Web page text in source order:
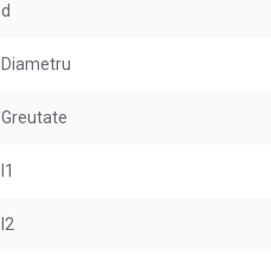
d
Diametru
Greutate
l1
l2